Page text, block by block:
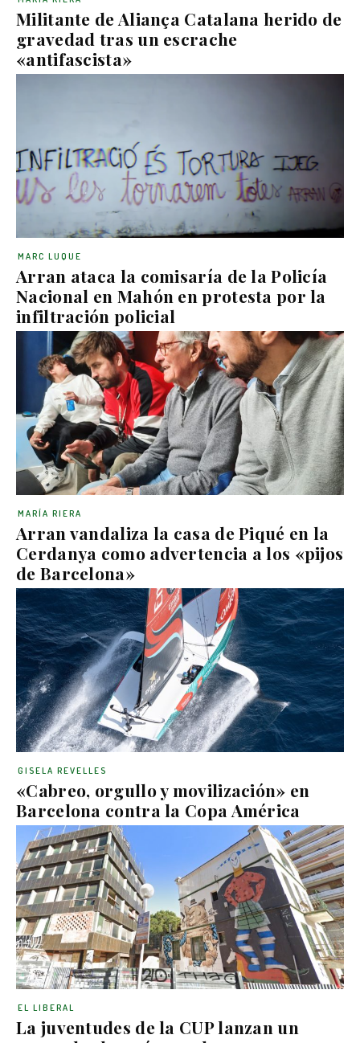
Militante de Aliança Catalana herido de
gravedad tras un escrache
«antifascista»
Arran ataca la comisaría de la Policía
Nacional en Mahón en protesta por la
infiltración policial
MARC LUQUE
Arran vandaliza la casa de Piqué en la
Cerdanya como advertencia a los «pijos
de Barcelona»
MARÍA RIERA
«Cabreo, orgullo y movilización» en
Barcelona contra la Copa América
GISELA REVELLES
La juventudes de la CUP lanzan un
EL LIBERAL